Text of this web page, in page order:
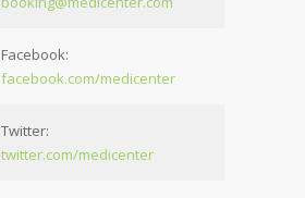
Facebook:
facebook.com/medicenter
Twitter:
twitter.com/medicenter